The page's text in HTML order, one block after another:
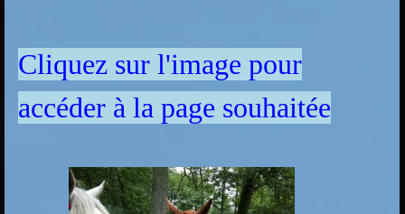
Cliquez sur l'image pour
accéder à la page souhaitée